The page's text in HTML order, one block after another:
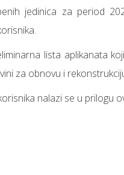
jedinica za period
lista aplikanata
za obnovu i
nalazi se u prilogu